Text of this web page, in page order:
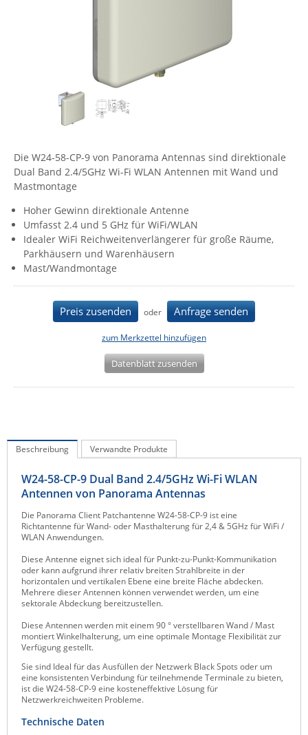
Industrielle Netzwerktechnik / Kommunikation
Industrielle Computer
Wi-Fi - WLAN - Wireless
Serverräume
RMA / Rücksendung / Support
Fokus Technologies
Gefen
Gude
Guntermann & Drunck
High Sec Labs
IEC Lock
Kramer Electronics
LigoWave
Milesight
Moxa
Netio
Panorama Antennas
PatchSee
Power Kingdom
Poynting
Raritan
Riello UPS
Server Technology
Siretta
SIRIO Antenne
Die W24-58-CP-9 von Panorama Antennas sind direktionale
Dual Band 2.4/5GHz Wi-Fi WLAN Antennen mit Wand und
Mastmontage
Hoher Gewinn direktionale Antenne
Umfasst 2.4 und 5 GHz für WiFi/WLAN
Idealer WiFi Reichweitenverlängerer für große Räume,
Parkhäusern und Warenhäusern
Mast/Wandmontage
Preis zusenden oder Anfrage senden
zum Merkzettel hinzufügen
Datenblatt zusenden
Beschreibung Verwandte Produkte
W24-58-CP-9 Dual Band 2.4/5GHz Wi-Fi WLAN
Antennen von Panorama Antennas
Die Panorama Client Patchantenne W24-58-CP-9 ist eine
Richtantenne für Wand- oder Masthalterung für 2,4 & 5GHz für WiFi /
WLAN Anwendungen.
Diese Antenne eignet sich ideal für Punkt-zu-Punkt-Kommunikation
oder kann aufgrund ihrer relativ breiten Strahlbreite in der
horizontalen und vertikalen Ebene eine breite Fläche abdecken.
Mehrere dieser Antennen können verwendet werden, um eine
sektorale Abdeckung bereitzustellen.
Diese Antennen werden mit einem 90 ° verstellbaren Wand / Mast
montiert Winkelhalterung, um eine optimale Montage Flexibilität zur
Verfügung gestellt.
Sie sind Ideal für das Ausfüllen der Netzwerk Black Spots oder um
eine konsistenten Verbindung für teilnehmende Terminale zu bieten,
ist die W24-58-CP-9 eine kosteneffektive Lösung für
Netzwerkreichweiten Probleme.
Technische Daten